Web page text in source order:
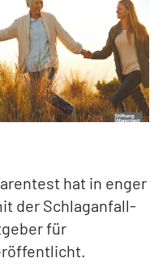
hat in enger
der Schlaganfall-
für